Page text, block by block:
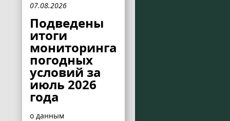
07.08.2026
Подведены
итоги
мониторинга
погодных
условий за
июль 2026
года
о данным